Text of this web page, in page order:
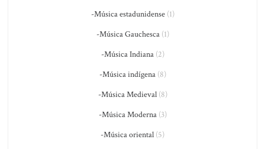
-Música estadunidense(1)
-Música Gauchesca(1)
-Música Indiana(2)
-Música indígena(8)
-Música Medieval(8)
-Música Moderna(3)
-Música oriental (5)